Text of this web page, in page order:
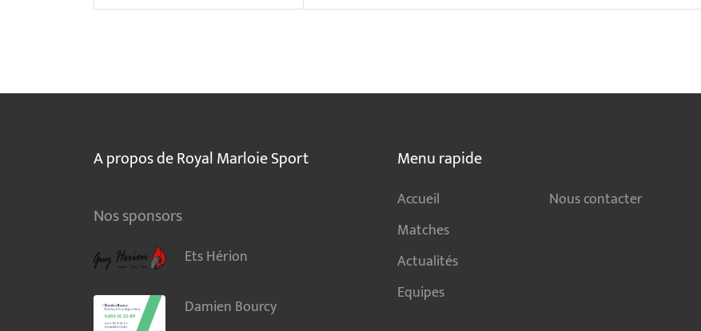
A propos de Royal Marloie Sport
Nos sponsors
Ets Hérion
Damien Bourcy
Menu rapide
Accueil
Matches
Actualités
Equipes
Nous contacter